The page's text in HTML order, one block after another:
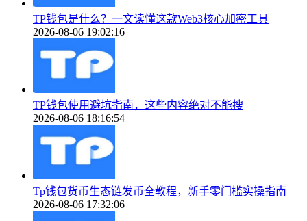
TP钱包是什么？一文读懂这款Web3核心加密工具
2026-08-06 19:02:16
TP钱包使用避坑指南，这些内容绝对不能搜
2026-08-06 18:16:54
Tp钱包货币生态链发币全教程，新手零门槛实操指南
2026-08-06 17:32:06